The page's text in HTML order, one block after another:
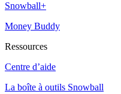
Snowball+
Money Buddy
Ressources
Centre d’aide
La boîte à outils Snowball